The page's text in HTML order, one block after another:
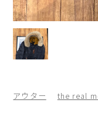
アウター the real